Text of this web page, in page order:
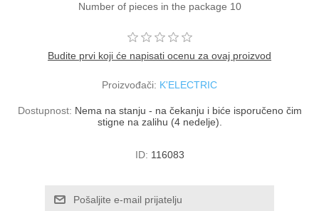
Number of pieces in the package 10
Budite prvi koji će napisati ocenu za ovaj proizvod
Proizvođači: K'ELECTRIC
Dostupnost: Nema na stanju - na čekanju i biće isporučeno čim
stigne na zalihu (4 nedelje).
ID: 116083